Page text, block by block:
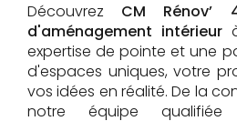
Découvrez CM Rénov’
d'aménagement intérieur
expertise de pointe et une
d'espaces uniques, votre
vos idées en réalité. De la
notre équipe